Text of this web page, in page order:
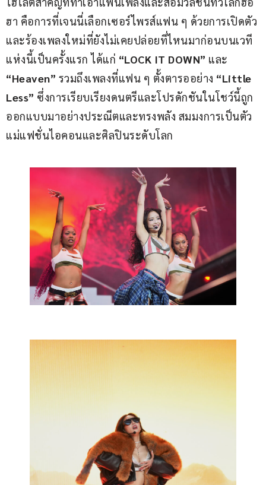
ฮา คือการที่เจนนี่เลือกเซอร์ไพรส์แฟน ๆ ด้วยการเปิดตัว
และร้องเพลงใหม่ที่ยังไม่เคยปล่อยที่ไหนมาก่อนบนเวที
แห่งนี้เป็นครั้งแรก ได้แก่ “LOCK IT DOWN” และ
“Heaven” รวมถึงเพลงที่แฟน ๆ ตั้งตารออย่าง “Little
Less” ซึ่งการเรียบเรียงดนตรีและโปรดักชันในโชว์นี้ถูก
ออกแบบมาอย่างประณีตและทรงพลัง สมมงการเป็นตัว
แม่แฟชั่นไอคอนและศิลปินระดับโลก